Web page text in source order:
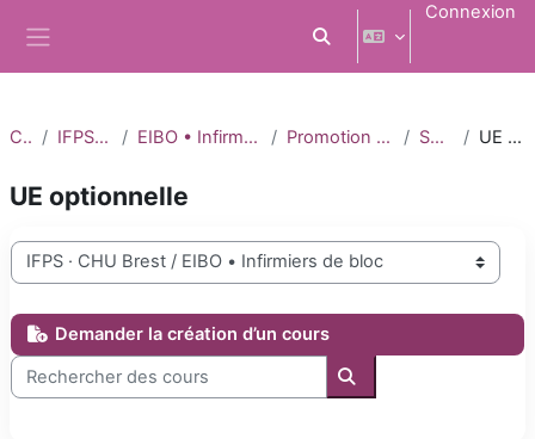
Activer/désactiver la
Connexion
Cours IFPS · CHU Brest EIBO • Infirmiers de bloc opératoire Promotion PM 03 • 2024-2026 Semestre 2 UE optionnelle
UE optionnelle
Catégories de cours
Demander la création d’un cours
Rechercher des cours
Rechercher des cours